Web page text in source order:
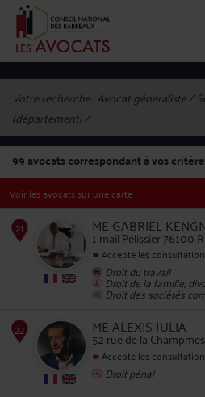
Votre recherche :Avocat généraliste /
(département)
99avocats correspondant à vos
Voir les avocats sur une carte
ME GABRIEL
1 mail Pélissier 76100
Accepte les
Droit du travail
Droit de la famille,
Droit des sociétés
ME ALEXIS JULIA
52 rue de la
Accepte les
Droit pénal